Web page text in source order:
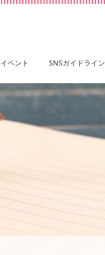
イベント SNSガイドライン